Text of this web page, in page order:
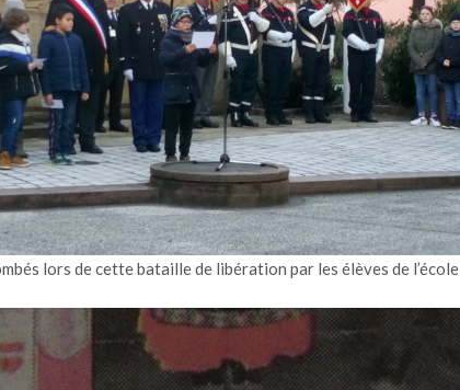
lors de cette bataille de libération par les élèves de l’école